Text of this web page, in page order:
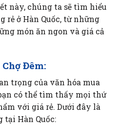
này, chúng ta sẽ tìm hiểu
rẻ ở Hàn Quốc, từ những
món ăn ngon và giá cả
Đêm:
trọng của văn hóa mua
có thể tìm thấy mọi thứ
với giá rẻ. Dưới đây là
tại Hàn Quốc: